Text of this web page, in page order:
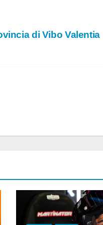
di Vibo Valentia